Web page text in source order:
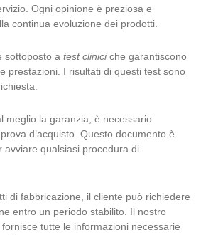
Ogni opinione è preziosa e
continua evoluzione dei prodotti.
sottoposto a test cliniciche garantiscono
prestazioni. I risultati di questi test sono
meglio la garanzia, è necessario
d’acquisto. Questo documento è
avviare qualsiasi procedura di
di fabbricazione, il cliente può richiedere
entro un periodo stabilito. Il nostro
tutte le informazioni necessarie